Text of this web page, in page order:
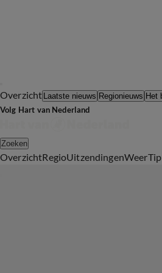
Overzicht Laatste nieuws Regionieuws Het
Volg Hart van Nederland
Zoeken
OverzichtRegioUitzendingenWeer